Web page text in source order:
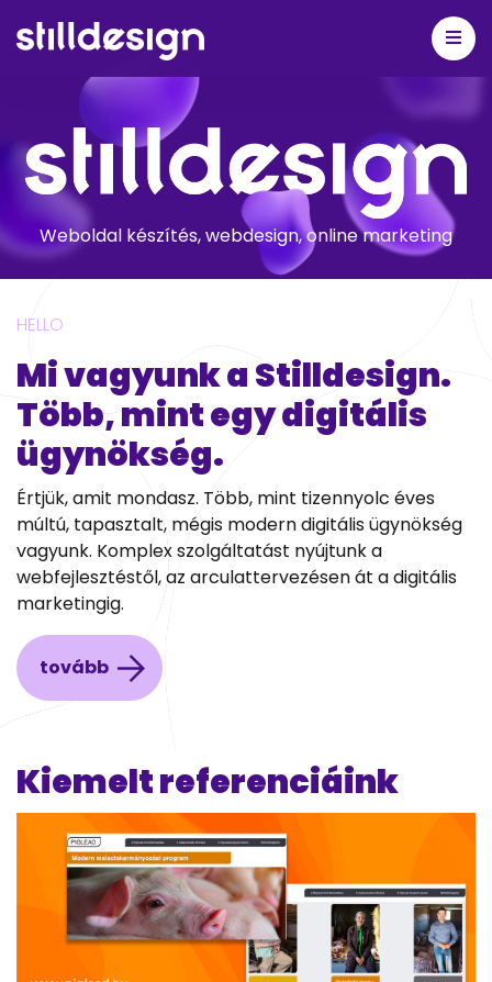
Weboldal készítés, webdesign, online marketing
HELLO
Mi vagyunk a Stilldesign.
Több, mint egy digitális
ügynökség.
Értjük, amit mondasz. Több, mint tizennyolc éves
múltú, tapasztalt, mégis modern digitális ügynökség
vagyunk. Komplex szolgáltatást nyújtunk a
webfejlesztéstől, az arculattervezésen át a digitális
marketingig.
tovább
Kiemelt referenciáink